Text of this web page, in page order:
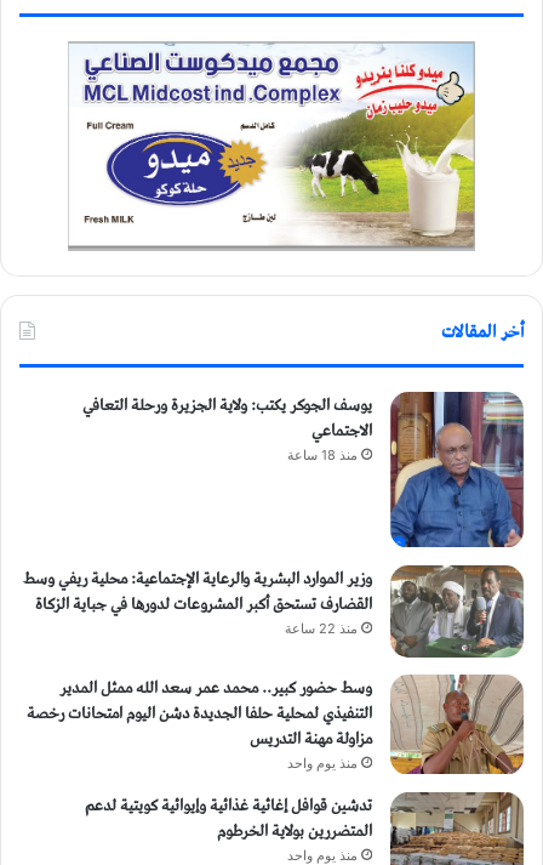
أخر المقالات
يوسف الجوكر يكتب: ولاية الجزيرة ورحلة التعافي
الاجتماعي
منذ 18 ساعة
وزير الموارد البشرية والرعاية الإجتماعية: محلية ريفي وسط
القضارف تستحق أكبر المشروعات لدورها في جباية الزكاة
منذ 22 ساعة
وسط حضور كبير.. محمد عمر سعد الله ممثل المدير
التنفيذي لمحلية حلفا الجديدة دشن اليوم امتحانات رخصة
مزاولة مهنة التدريس
منذ يوم واحد
تدشين قوافل إغاثية غذائية وإيوائية كويتية لدعم
المتضررين بولاية الخرطوم
منذ يوم واحد